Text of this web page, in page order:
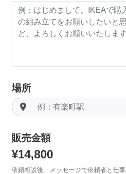
場所
room
販売金額
¥14,800
依頼相談後、メッセージで依頼者と仕